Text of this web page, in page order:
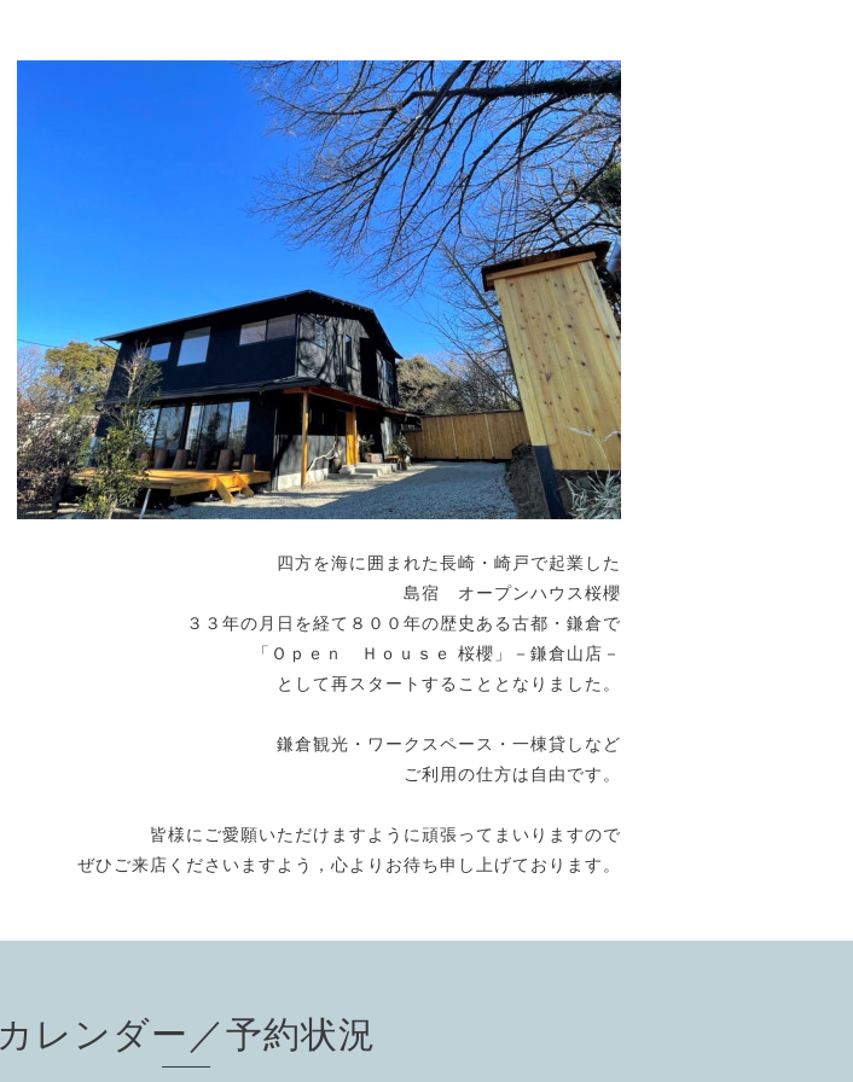
四方を海に囲まれた長崎・崎戸で起業した
島宿 オープンハウス桜櫻
３３年の月日を経て８００年の歴史ある古都・鎌倉で
「Ｏｐｅｎ Ｈｏｕｓｅ 桜櫻」－鎌倉山店－
として再スタートすることとなりました。
鎌倉観光・ワークスペース・一棟貸しなど
ご利用の仕方は自由です。
皆様にご愛願いただけますように頑張ってまいりますので
ぜひご来店くださいますよう，心よりお待ち申し上げております。
カレンダー／予約状況